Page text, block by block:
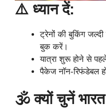
⚠️ ध्यान दें:
ट्रेनों की बुकिंग
बुक करें।
यात्रा शुरू होने से
पैकेज नॉन-रिफंडेबल
🕉️ क्यों चुनें